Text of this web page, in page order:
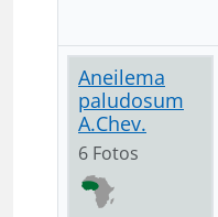
Aneilema
paludosum
A.Chev.
6 Fotos